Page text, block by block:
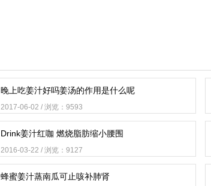
晚上吃姜汁好吗姜汤的作用是什么呢
2017-06-02 / 浏览：9593
Drink姜汁红咖 燃烧脂肪缩小腰围
2016-03-22 / 浏览：9127
蜂蜜姜汁蒸南瓜可止咳补肺肾